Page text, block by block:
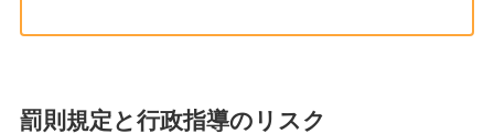
罰則規定と行政指導のリスク